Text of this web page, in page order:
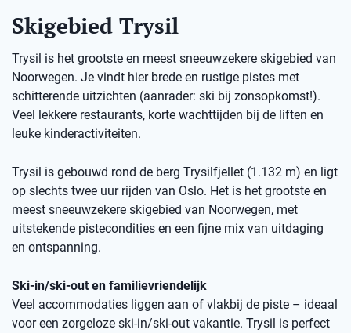
Skigebied Trysil
Trysil is het grootste en meest sneeuwzekere skigebied van
Noorwegen. Je vindt hier brede en rustige pistes met
schitterende uitzichten (aanrader: ski bij zonsopkomst!).
Veel lekkere restaurants, korte wachttijden bij de liften en
leuke kinderactiviteiten.
Trysil is gebouwd rond de berg Trysilfjellet (1.132 m) en ligt
op slechts twee uur rijden van Oslo. Het is het grootste en
meest sneeuwzekere skigebied van Noorwegen, met
uitstekende pistecondities en een fijne mix van uitdaging
en ontspanning.
Ski-in/ski-out en familievriendelijk
Veel accommodaties liggen aan of vlakbij de piste – ideaal
voor een zorgeloze ski-in/ski-out vakantie. Trysil is perfect